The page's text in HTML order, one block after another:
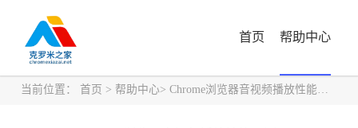
首页 帮助中心
当前位置： 首页 > 帮助中心> Chrome浏览器音视频播放性能评测